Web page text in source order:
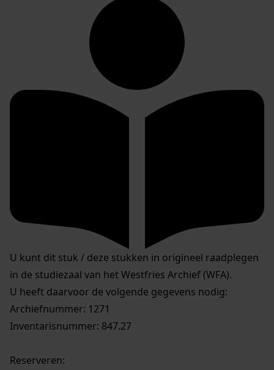
U kunt dit stuk / deze stukken in origineel raadplegen
in de studiezaal van het Westfries Archief (WFA).
U heeft daarvoor de volgende gegevens nodig:
Archiefnummer: 1271
Inventarisnummer: 847.27
Reserveren: